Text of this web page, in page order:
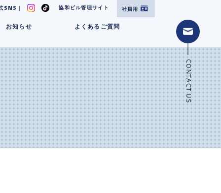
SNS｜ 協和ビル管理サイト 社員用
お知らせ よくあるご質問